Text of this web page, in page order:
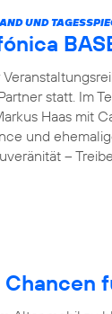
UND
statt. Im
Haas mit
und
–